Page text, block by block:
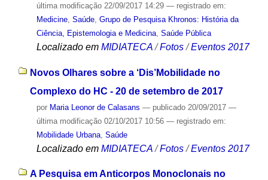
última modificação22/09/2017 14:29 — registrado em:
Medicine, Saúde, Grupo de Pesquisa Khronos: História da
Ciência, Epistemologia e Medicina, Saúde Pública
Localizado em MIDIATECA /Fotos /Eventos 2017
Novos Olhares sobre a ‘Dis’Mobilidade no
Complexo do HC - 20 de setembro de 2017
por Maria Leonor de Calasans — publicado20/09/2017 —
última modificação02/10/2017 10:56 — registrado em:
Mobilidade Urbana, Saúde
Localizado em MIDIATECA /Fotos /Eventos 2017
A Pesquisa em Anticorpos Monoclonais no